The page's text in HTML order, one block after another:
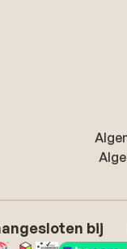
bij